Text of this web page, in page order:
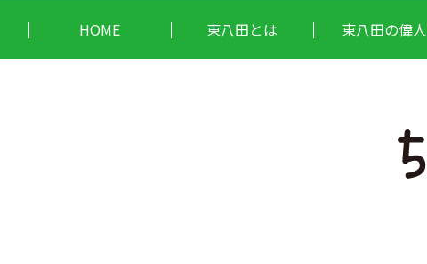
HOME 東八田とは 東八田の偉人